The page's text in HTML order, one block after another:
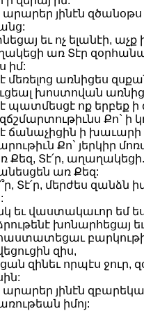
արարեր յինէն զծանօթս
եւ ոչ ելանէի,
առ Տէր
իմ:
մեռելոց առնիցես
խոստովան
պատմեսցէ ոք երբեք ի
Քո` ի
ճանաչիցին ի խաւարի
Քո` յերկիր
Քեզ, Տէ՛ր,
առ Քեզ:
Տէ՛ր, մերժես զանձն
եւ վաստակաւոր եմ ես
խոնարհեցայ
զիս,
զինեւ որպէս ջուր,
արարեր յինէն
իմոյ: